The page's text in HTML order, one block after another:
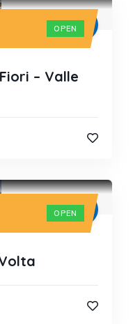
OPEN
– Valle
OPEN